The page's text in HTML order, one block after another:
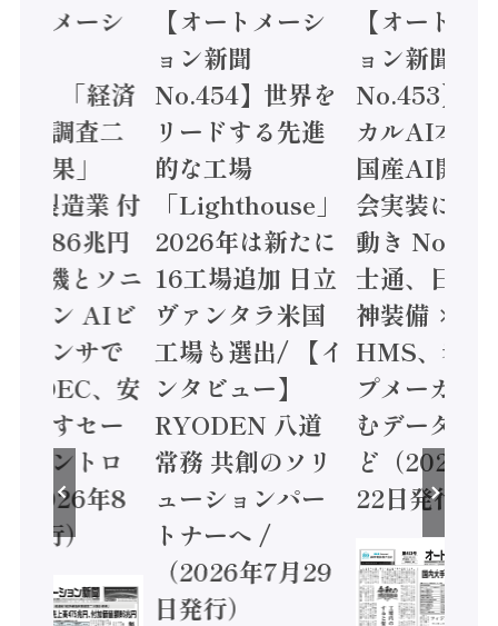
トメーシ
】「経済
態調査二
結果」
年製造業 付
額86兆円
電機とソニ
コン AIビ
センサで
/ IDEC、安
かすセー
コントロ
2026年8
発行）
【オートメーシ
ョン新聞
No.454】世界を
リードする先進
的な工場
「Lighthouse」
2026年は新たに
16工場追加 日立
ヴァンタラ米国
工場も選出/ 【イ
ンタビュー】
RYODEN 八道
常務 共創のソリ
ューションパー
トナーへ /
（2026年7月29
日発行）
【オートメ
ョン新聞
No.453】フ
カルAI本格
国産AI開発
会実装に活
動き
士通、日立
神装備 ×
HMS、老舗
プメーカー
むデータ活
ど（2026年
22日発行）